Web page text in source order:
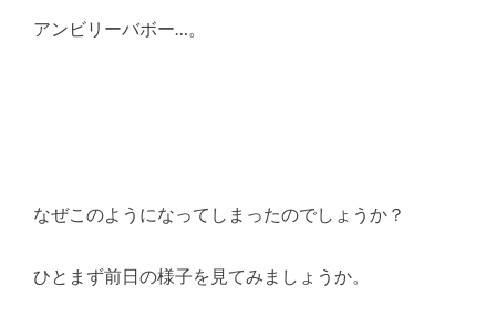
アンビリーバボー…。
なぜこのようになってしまったのでしょうか？
ひとまず前日の様子を見てみましょうか。